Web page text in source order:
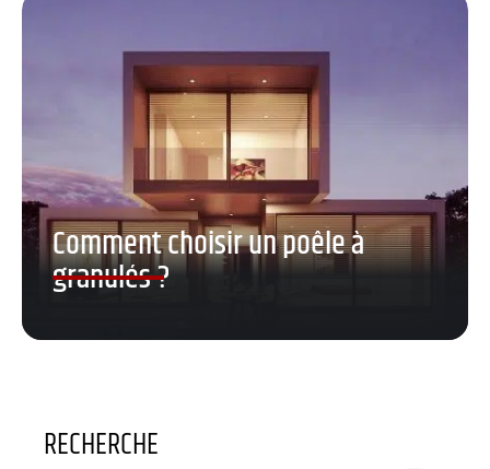
Comment choisir un poêle à
granulés ?
RECHERCHE